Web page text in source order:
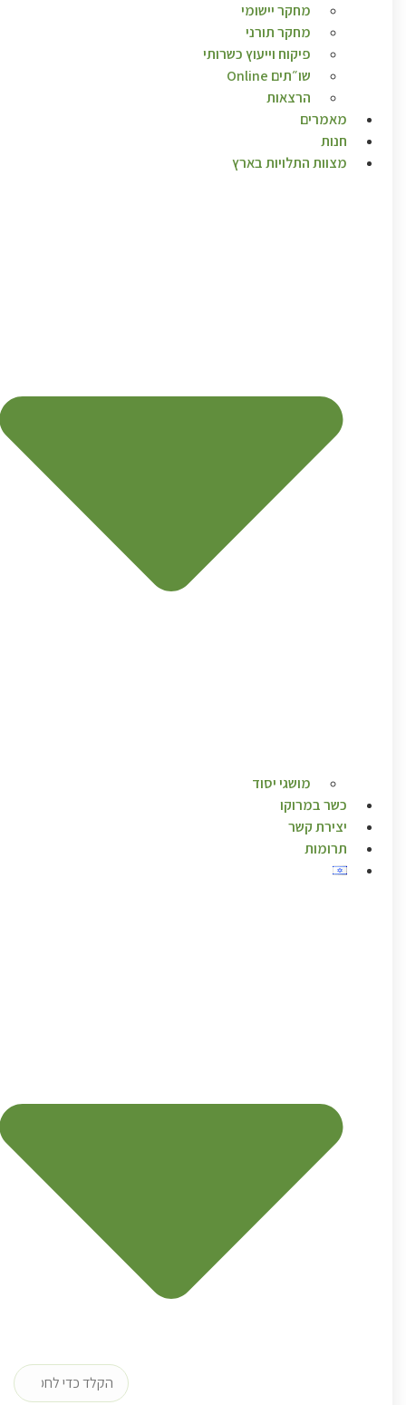
מחקר יישומי
מחקר תורני
פיקוח וייעוץ כשרותי
שו״תים Online
הרצאות
מאמרים
חנות
מצוות התלויות בארץ
מושגי יסוד
כשר במרוקו
יצירת קשר
תרומות